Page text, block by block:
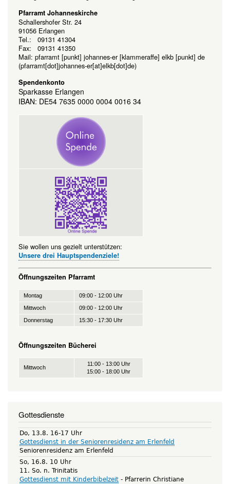
Pfarramt Johanneskirche
Schallershofer Str. 24
91056 Erlangen
Tel.: 09131 41304
Fax: 09131 41350
Mail: pfarramt [punkt] johannes-er [klammeraffe] elkb [punkt] de
(pfarramt[dot]johannes-er[at]elkb[dot]de)
Spendenkonto
Sparkasse Erlangen
IBAN: DE54 7635 0000 0004 0016 34
Sie wollen uns gezielt unterstützen:
Unsere drei Hauptspendenziele!
Öffnungszeiten Pfarramt
Montag
09:00 - 12:00 Uhr
Mittwoch
09:00 - 12:00 Uhr
Donnerstag
15:30 - 17:30 Uhr
Öffnungszeiten Bücherei
Mittwoch
11:00 - 13:00 Uhr
15:00 - 18:00 Uhr
Gottesdienste
Do, 13.8. 16-17 Uhr
Gottesdienst in der Seniorenresidenz am Erlenfeld
Seniorenresidenz am Erlenfeld
So, 16.8. 10 Uhr
11. So. n. Trinitatis
Gottesdienst mit Kinderbibelzeit
Pfarrerin Christiane